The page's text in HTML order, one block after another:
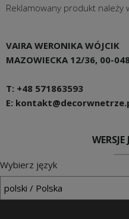
Reklamowany produkt należy
VAIRA WERONIKA WÓJCIK
MAZOWIECKA 12/36, 00-
T: +48 571863593
E:
Wybierz język